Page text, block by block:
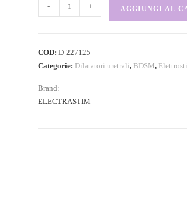
- + AGGIUNGI AL
COD: D-227125
Categorie: Dilatatori uretrali, BDSM,
Brand:
ELECTRASTIM